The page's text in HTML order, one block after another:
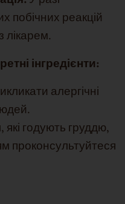
побічних реакцій
лікарем.
інгредієнти:
алергічні
які годують груддю,
проконсультуйтеся